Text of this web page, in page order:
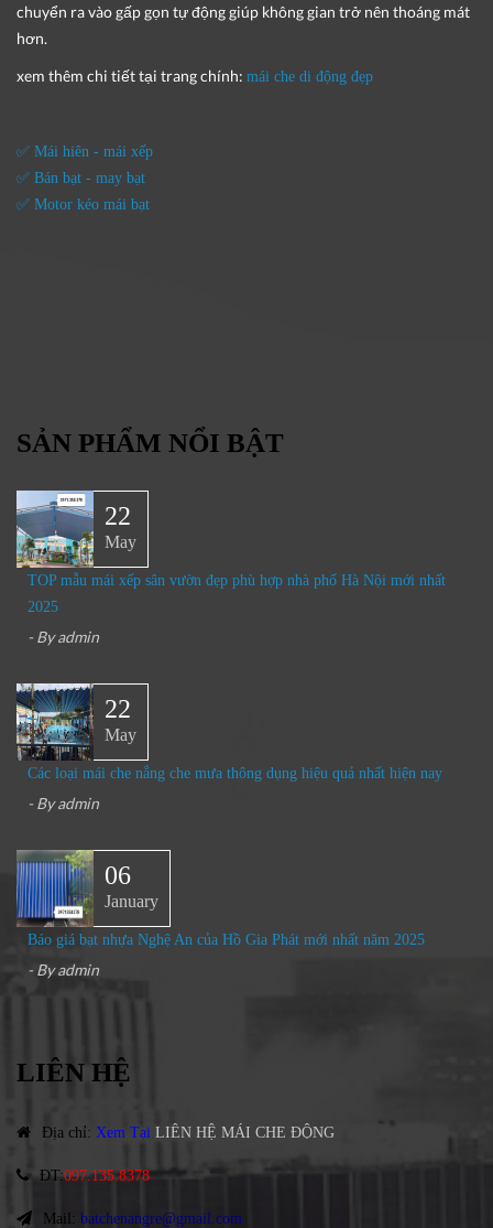
chuyển ra vào gấp gọn tự động giúp không gian trở nên thoáng mát
hơn.
xem thêm chi tiết tại trang chính: mái che di động đẹp
✅ Mái hiên - mái xếp
✅ Bán bạt - may bạt
✅ Motor kéo mái bạt
SẢN PHẨM NỔI BẬT
22
May
TOP mẫu mái xếp sân vườn đẹp phù hợp nhà phố Hà Nội mới nhất
2025
- Byadmin
22
May
Các loại mái che nắng che mưa thông dụng hiệu quả nhất hiện nay
- Byadmin
06
January
Báo giá bạt nhựa Nghệ An của Hồ Gia Phát mới nhất năm 2025
- Byadmin
LIÊN HỆ
Địa chỉ: Xem Tại LIÊN HỆ MÁI CHE ĐỘNG
ĐT:097.135.8378
Mail: batchenangre@gmail.com